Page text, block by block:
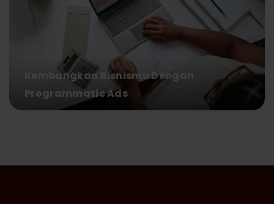
Kembangkan Bisnismu Dengan
Programmatic Ads